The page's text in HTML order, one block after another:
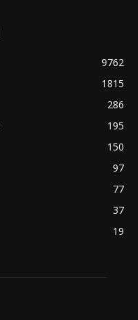
9762
1815
286
195
150
97
77
37
19